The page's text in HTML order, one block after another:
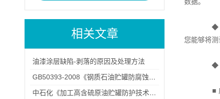
相关文章
油漆涂层缺陷-剥落的原因及处理方法
◆ 更
您能够将
◆ 适
■ 应